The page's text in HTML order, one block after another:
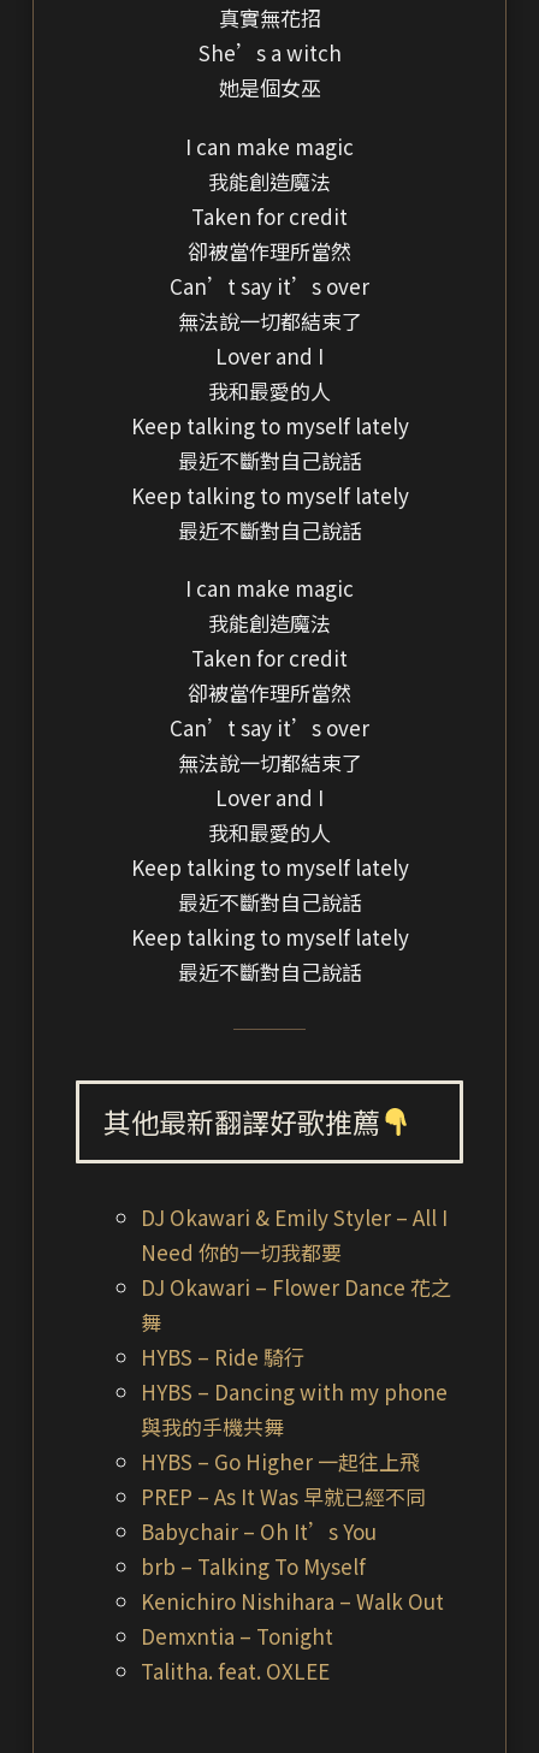
真實無花招
She’s a witch
她是個女巫
I can make magic
我能創造魔法
Taken for credit
卻被當作理所當然
Can’t say it’s over
無法說一切都結束了
Lover and I
我和最愛的人
Keep talking to myself lately
最近不斷對自己說話
Keep talking to myself lately
最近不斷對自己說話
I can make magic
我能創造魔法
Taken for credit
卻被當作理所當然
Can’t say it’s over
無法說一切都結束了
Lover and I
我和最愛的人
Keep talking to myself lately
最近不斷對自己說話
Keep talking to myself lately
最近不斷對自己說話
其他最新翻譯好歌推薦
DJ Okawari & Emily Styler – All I
Need 你的一切我都要
DJ Okawari – Flower Dance 花之
舞
HYBS – Ride 騎行
HYBS – Dancing with my phone
與我的手機共舞
HYBS – Go Higher 一起往上飛
PREP – As It Was 早就已經不同
Babychair – Oh It’s You
brb – Talking To Myself
Kenichiro Nishihara – Walk Out
Demxntia – Tonight
Talitha. feat. OXLEE